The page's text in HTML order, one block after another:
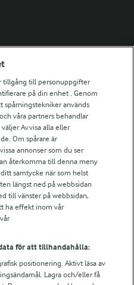
tillgång till personuppgifter
på din enhet . Genom
spårningstekniker används
våra partners behandlar
Avvisa alla eller
Om spårare är
annonser som du ser
återkomma till denna meny
samtycke när som helst
längst ned på webbsidan
till vänster på webbsidan,
ha effekt inom vår
för att tillhandahålla:
positionering. Aktivt läsa av
Lagra och/eller få